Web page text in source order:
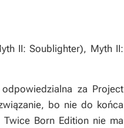
II: Soublighter), Myth II:
za Project
bo nie do końca
Twice Born Edition nie ma